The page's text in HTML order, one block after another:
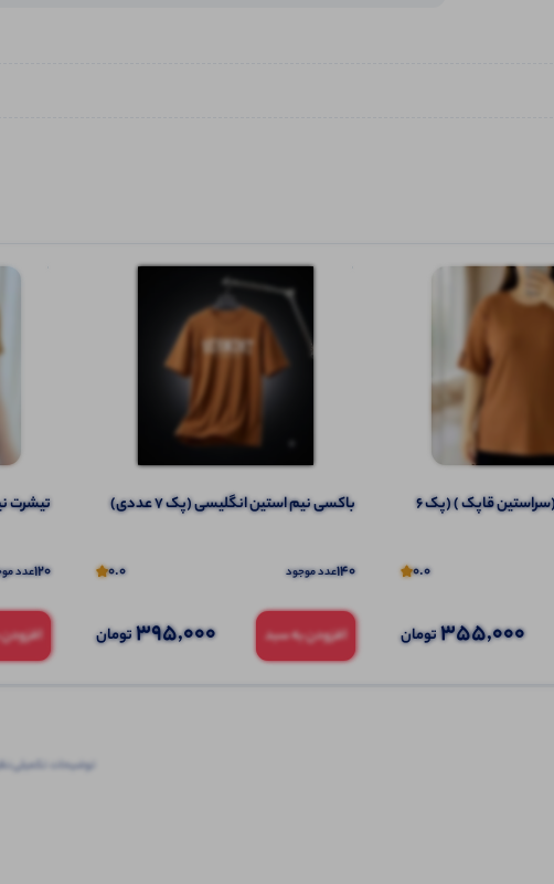
تیشرت نیم آستین(سراستین قاپک ) (پک 6
0.0
355,000تومان
باکسی نیم استین انگلیسی (پک 7 عددی)
140عدد موجود 0.0
افزودن به سبد 395,000تومان
تیشرت
120عدد
توضیحات تکمیلی